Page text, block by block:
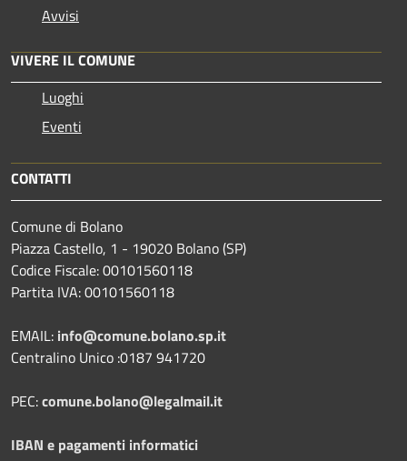
Avvisi
VIVERE IL COMUNE
Luoghi
Eventi
CONTATTI
Comune di Bolano
Piazza Castello, 1 - 19020 Bolano (SP)
Codice Fiscale: 00101560118
Partita IVA: 00101560118
EMAIL: info@comune.bolano.sp.it
Centralino Unico :0187 941720
PEC:comune.bolano@legalmail.it
IBAN e pagamenti informatici